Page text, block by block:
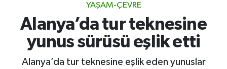
YAŞAM-ÇEVRE
Alanya’da tur teknesine
yunus sürüsü eşlik etti
Alanya’da tur teknesine eşlik eden yunuslar